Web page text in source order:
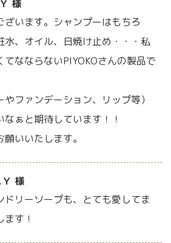
様
ざいます。シャンプーはもちろ
水、オイル、日焼け止め・・・私
てなならないPIYOKOさんの製品で
ファンデーション、リップ等）
ぁと期待しています！！
いいたします。
様
ドリーソープも、とても愛してま
す！